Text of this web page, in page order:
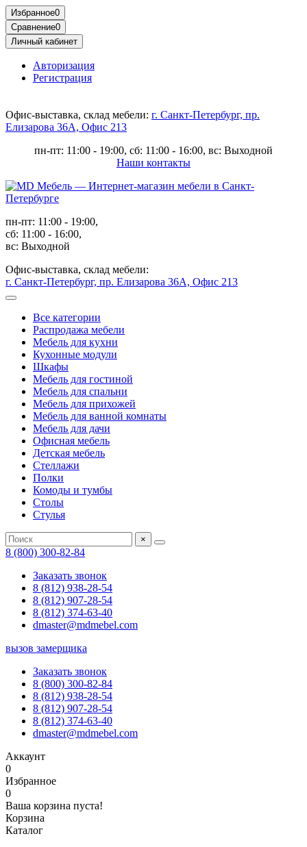
Избранное0
Сравнение0
Личный кабинет
Авторизация
Регистрация
Офис-выставка, склад мебели: г. Санкт-Петербург, пр.
Елизарова 36А, Офис 213
пн-пт: 11:00 - 19:00, сб: 11:00 - 16:00, вс: Выходной
Наши контакты
пн-пт: 11:00 - 19:00,
сб: 11:00 - 16:00,
вс: Выходной
Офис-выставка, склад мебели:
г. Санкт-Петербург, пр. Елизарова 36А, Офис 213
Все категории
Распродажа мебели
Мебель для кухни
Кухонные модули
Шкафы
Мебель для гостиной
Мебель для спальни
Мебель для прихожей
Мебель для ванной комнаты
Мебель для дачи
Офисная мебель
Детская мебель
Стеллажи
Полки
Комоды и тумбы
Столы
Стулья
×
8 (800) 300-82-84
Заказать звонок
8 (812) 938-28-54
8 (812) 907-28-54
8 (812) 374-63-40
dmaster@mdmebel.com
вызов замерщика
Заказать звонок
8 (800) 300-82-84
8 (812) 938-28-54
8 (812) 907-28-54
8 (812) 374-63-40
dmaster@mdmebel.com
Аккаунт
0
Избранное
0
Ваша корзина пуста!
Корзина
Каталог